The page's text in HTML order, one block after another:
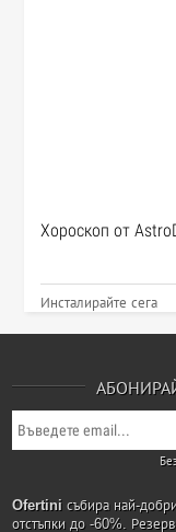
Хороскоп от
Инсталирайте сега
Ofertini събира най-
отстъпки до -60%.